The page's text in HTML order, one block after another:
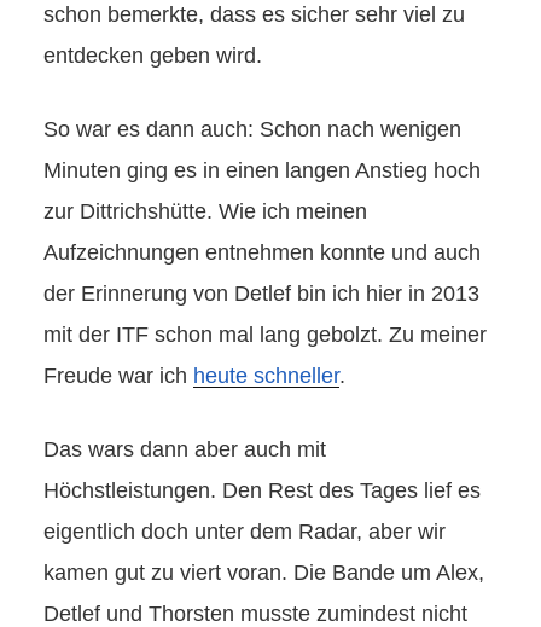
schon bemerkte, dass es sicher sehr viel zu
entdecken geben wird.
So war es dann auch: Schon nach wenigen
Minuten ging es in einen langen Anstieg hoch
zur Dittrichshütte. Wie ich meinen
Aufzeichnungen entnehmen konnte und auch
der Erinnerung von Detlef bin ich hier in 2013
mit der ITF schon mal lang gebolzt. Zu meiner
Freude war ich heute schneller.
Das wars dann aber auch mit
Höchstleistungen. Den Rest des Tages lief es
eigentlich doch unter dem Radar, aber wir
kamen gut zu viert voran. Die Bande um Alex,
Detlef und Thorsten musste zumindest nicht